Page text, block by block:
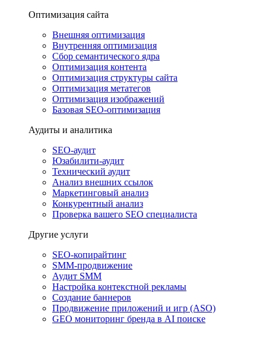
Оптимизация сайта
Внешняя оптимизация
Внутренняя оптимизация
Сбор семантического ядра
Оптимизация контента
Оптимизация структуры сайта
Оптимизация метатегов
Оптимизация изображений
Базовая SEO-оптимизация
Аудиты и аналитика
SEO-аудит
Юзабилити-аудит
Технический аудит
Анализ внешних ссылок
Маркетинговый анализ
Конкурентный анализ
Проверка вашего SEO специалиста
Другие услуги
SEO-копирайтинг
SMM-продвижение
Аудит SMM
Настройка контекстной рекламы
Создание баннеров
Продвижение приложений и игр (ASO)
GEO мониторинг бренда в AI поиске